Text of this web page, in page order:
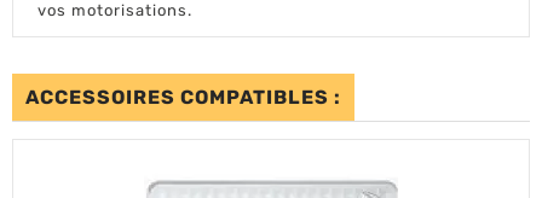
vos motorisations.
ACCESSOIRES COMPATIBLES :